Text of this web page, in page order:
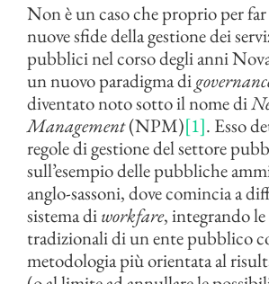
Non è un caso che proprio per
nuove sfide della gestione dei
pubblici nel corso degli anni
un nuovo paradigma di
diventato noto sotto il nome di
Management(NPM)[1]. Esso
regole di gestione del settore
sull’esempio delle pubbliche
anglo-sassoni, dove comincia a
sistema diworkfare, integrando
tradizionali di un ente pubblico
metodologia più orientata al